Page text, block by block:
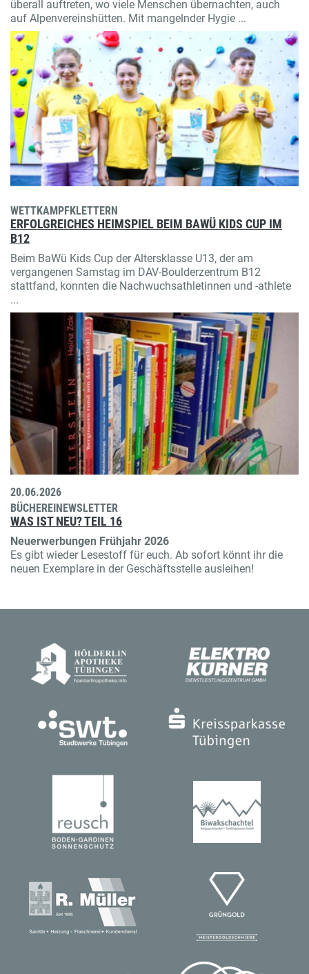
überall auftreten, wo viele Menschen übernachten, auch
auf Alpenvereinshütten. Mit mangelnder Hygie ...
WETTKAMPFKLETTERN
ERFOLGREICHES HEIMSPIEL BEIM BAWÜ KIDS CUP IM
B12
Beim BaWü Kids Cup der Altersklasse U13, der am
vergangenen Samstag im DAV-Boulderzentrum B12
stattfand, konnten die Nachwuchsathletinnen und -athlete
...
20.06.2026
BÜCHEREINEWSLETTER
WAS IST NEU? TEIL 16
Neuerwerbungen Frühjahr 2026
Es gibt wieder Lesestoff für euch. Ab sofort könnt ihr die
neuen Exemplare in der Geschäftsstelle ausleihen!